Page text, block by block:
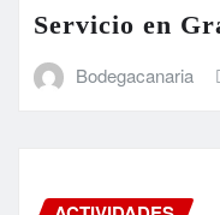
Servicio en
Bodegacanaria